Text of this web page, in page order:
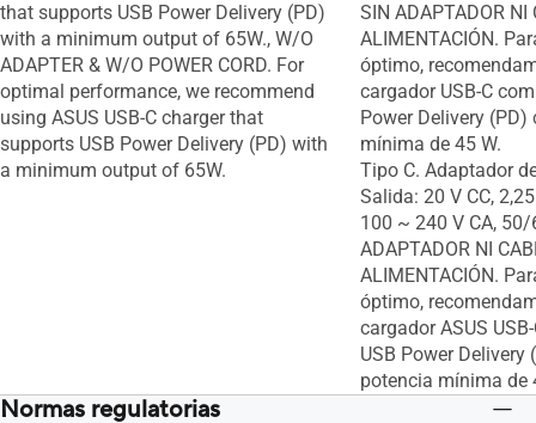
that supports USB Power Delivery (PD)
with a minimum output of 65W., W/O
ADAPTER & W/O POWER CORD. For
optimal performance, we recommend
using ASUS USB-C charger that
supports USB Power Delivery (PD) with
a minimum output of 65W.
SIN ADAPTADOR NI
ALIMENTACIÓN.
óptimo,
cargador USB-C
Power Delivery
mínima de 45 W.
Tipo C. Adaptador
Salida: 20 V CC,
100 ~ 240 V CA,
ADAPTADOR NI
ALIMENTACIÓN.
óptimo,
cargador ASUS
USB Power Delivery
potencia mínima de
Normas regulatorias